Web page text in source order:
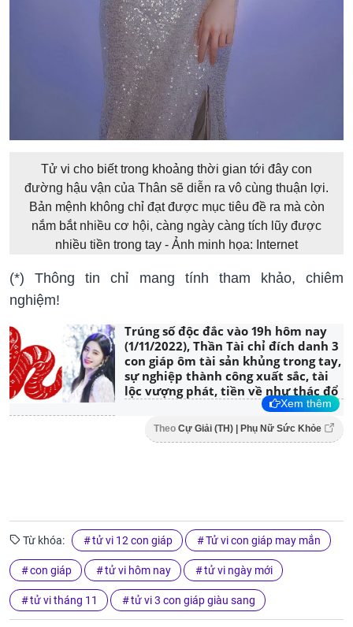
Tử vi cho biết trong khoảng thời gian tới đây con
đường hậu vận của Thân sẽ diễn ra vô cùng thuận lợi.
Bản mệnh không chỉ đạt được mục tiêu đề ra mà còn
nắm bắt nhiều cơ hội, càng ngày càng tích lũy được
nhiều tiền trong tay - Ảnh minh họa: Internet
(*) Thông tin chỉ mang tính tham khảo, chiêm
nghiệm!
Trúng số độc đắc vào 19h hôm nay
(1/11/2022), Thần Tài chỉ đích danh 3
con giáp ôm tài sản khủng trong tay,
sự nghiệp thành công xuất sắc, tài
lộc vượng phát, tiền về như thác đổ
Xem thêm
Theo Cự Giải (TH) | Phụ Nữ Sức Khỏe
Từ khóa: tử vi 12 con giáp Tử vi con giáp may mắn
con giáp tử vi hôm nay tử vi ngày mới
tử vi tháng 11 tử vi 3 con giáp giàu sang